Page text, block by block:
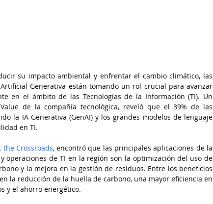
su impacto ambiental y enfrentar el cambio climático, las
Generativa están tomando un rol crucial para avanzar
en el ámbito de las Tecnologías de la Información (TI). Un
de la compañía tecnológica, reveló que el 39% de las
la IA Generativa (GenAI) y los grandes modelos de lenguaje
en TI.
the Crossroads, encontró que las principales aplicaciones de la
operaciones de TI en la región son la optimización del uso de
y la mejora en la gestión de residuos. Entre los beneficios
la reducción de la huella de carbono, una mayor eficiencia en
y el ahorro energético.